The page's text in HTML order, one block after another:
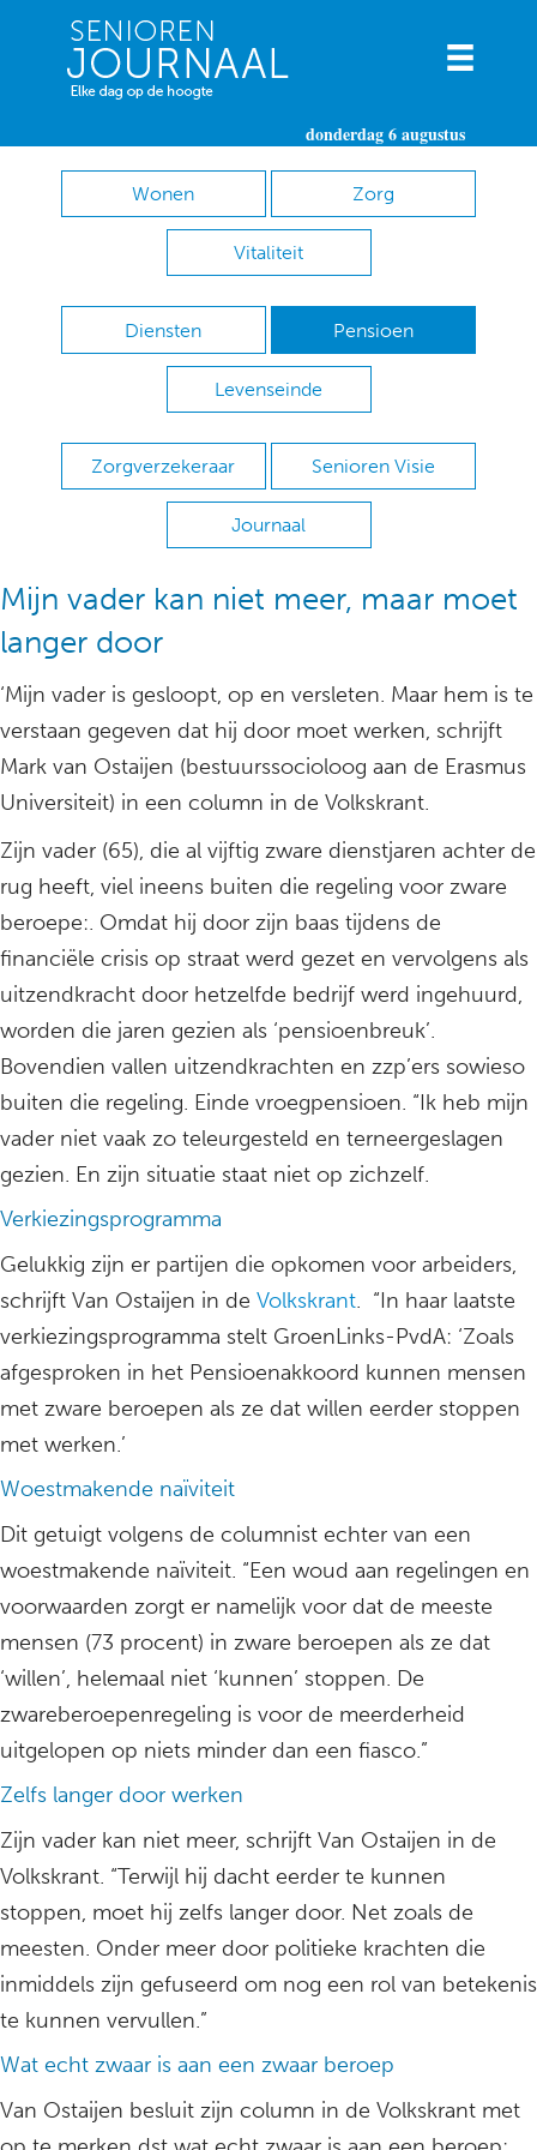
donderdag 6 augustus
Wonen Zorg
Vitaliteit
Diensten Pensioen
Levenseinde
Zorgverzekeraar Senioren Visie
Journaal
Mijn vader kan niet meer, maar moet
langer door
‘Mijn vader is gesloopt, op en versleten. Maar hem is te
verstaan gegeven dat hij door moet werken, schrijft
Mark van Ostaijen (bestuurssocioloog aan de Erasmus
Universiteit) in een column in de Volkskrant.
Zijn vader (65), die al vijftig zware dienstjaren achter de
rug heeft, viel ineens buiten die regeling voor zware
beroepe:. Omdat hij door zijn baas tijdens de
financiële crisis op straat werd gezet en vervolgens als
uitzendkracht door hetzelfde bedrijf werd ingehuurd,
worden die jaren gezien als ‘pensioenbreuk’.
Bovendien vallen uitzendkrachten en zzp’ers sowieso
buiten die regeling. Einde vroegpensioen. “Ik heb mijn
vader niet vaak zo teleurgesteld en terneergeslagen
gezien. En zijn situatie staat niet op zichzelf.
Verkiezingsprogramma
Gelukkig zijn er partijen die opkomen voor arbeiders,
schrijft Van Ostaijen in de Volkskrant. “In haar laatste
verkiezingsprogramma stelt GroenLinks-PvdA: ‘Zoals
afgesproken in het Pensioenakkoord kunnen mensen
met zware beroepen als ze dat willen eerder stoppen
met werken.’
Woestmakende naïviteit
Dit getuigt volgens de columnist echter van een
woestmakende naïviteit. “Een woud aan regelingen en
voorwaarden zorgt er namelijk voor dat de meeste
mensen (73 procent) in zware beroepen als ze dat
‘willen’, helemaal niet ‘kunnen’ stoppen. De
zwareberoepenregeling is voor de meerderheid
uitgelopen op niets minder dan een fiasco.”
Zelfs langer door werken
Zijn vader kan niet meer, schrijft Van Ostaijen in de
Volkskrant. “Terwijl hij dacht eerder te kunnen
stoppen, moet hij zelfs langer door. Net zoals de
meesten. Onder meer door politieke krachten die
inmiddels zijn gefuseerd om nog een rol van betekenis
te kunnen vervullen.”
Wat echt zwaar is aan een zwaar beroep
Van Ostaijen besluit zijn column in de Volkskrant met